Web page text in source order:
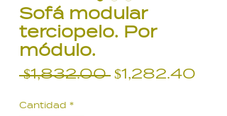
Sofá modular
terciopelo. Por
módulo.
$1,832.00 Precio
$1,282.40
Cantidad *